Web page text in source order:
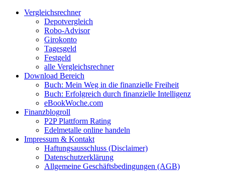
Zum
Facebook
Twitter
Instagram
Pinterest
YouTubeVergleichsrechner
Depotvergleich
Robo-Advisor
Girokonto
Tagesgeld
Festgeld
alle Vergleichsrechner
Download Bereich
Buch: Mein Weg in die finanzielle Freiheit
Buch: Erfolgreich durch finanzielle Intelligenz
eBookWoche.com
Finanzblogroll
P2P Plattform Rating
Edelmetalle online handeln
Impressum & Kontakt
Haftungsausschluss (Disclaimer)
Datenschutzerklärung
Allgemeine Geschäftsbedingungen (AGB)